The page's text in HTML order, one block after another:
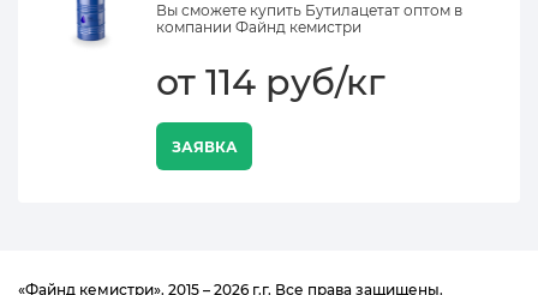
Вы сможете купить Бутилацетат оптом в
компании Файнд кемистри
от 114 руб/кг
ЗАЯВКА
«Файнд кемистри». 2015 – 2026 г.г. Все права защищены.